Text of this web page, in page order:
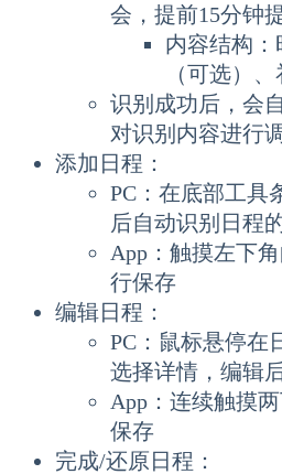
会，提前15分钟
内容结构：
（可选）
识别成功后，会
对识别内容进行
添加日程：
PC：在底部工具
后自动识别日程
App：触摸左下
行保存
编辑日程：
PC：鼠标悬停在
选择详情，编辑
App：连续触摸
保存
完成/还原日程：